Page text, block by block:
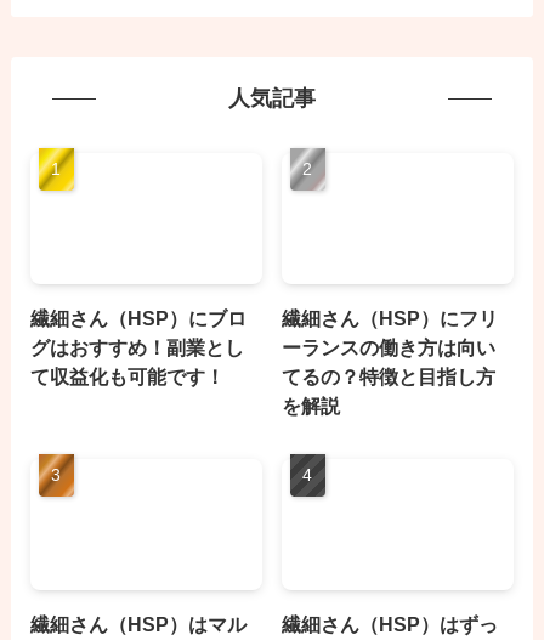
人気記事
繊細さん（HSP）にブロ
グはおすすめ！副業とし
て収益化も可能です！
繊細さん（HSP）にフリ
ーランスの働き方は向い
てるの？特徴と目指し方
を解説
繊細さん（HSP）はマル
繊細さん（HSP）はずっ